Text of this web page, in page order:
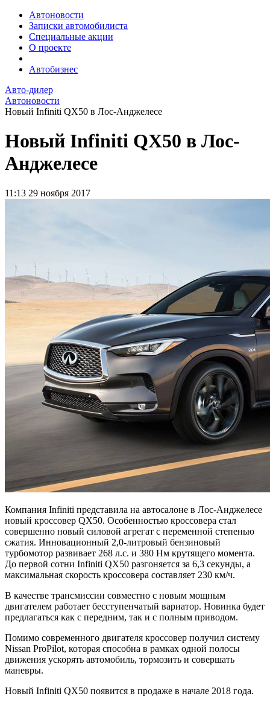
Автоновости
Записки автомобилиста
Специальные акции
О проекте
Автобизнес
Авто-дилер
Автоновости
Новый Infiniti QX50 в Лос-Анджелесе
Новый Infiniti QX50 в Лос-
Анджелесе
11:13 29 ноября 2017
Компания Infiniti представила на автосалоне в Лос-Анджелесе
новый кроссовер QX50. Особенностью кроссовера стал
совершенно новый силовой агрегат с переменной степенью
сжатия. Инновационный 2,0-литровый бензиновый
турбомотор развивает 268 л.с. и 380 Нм крутящего момента.
До первой сотни Infiniti QX50 разгоняется за 6,3 секунды, а
максимальная скорость кроссовера составляет 230 км/ч.
В качестве трансмиссии совместно с новым мощным
двигателем работает бесступенчатый вариатор. Новинка будет
предлагаться как с передним, так и с полным приводом.
Помимо современного двигателя кроссовер получил систему
Nissan ProPilot, которая способна в рамках одной полосы
движения ускорять автомобиль, тормозить и совершать
маневры.
Новый Infiniti QX50 появится в продаже в начале 2018 года.